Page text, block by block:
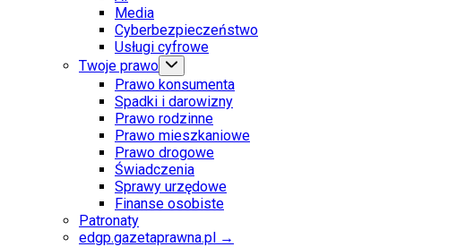
Media
Cyberbezpieczeństwo
Usługi cyfrowe
Twoje prawo
Prawo konsumenta
Spadki i darowizny
Prawo rodzinne
Prawo mieszkaniowe
Prawo drogowe
Świadczenia
Sprawy urzędowe
Finanse osobiste
Patronaty
edgp.gazetaprawna.pl →